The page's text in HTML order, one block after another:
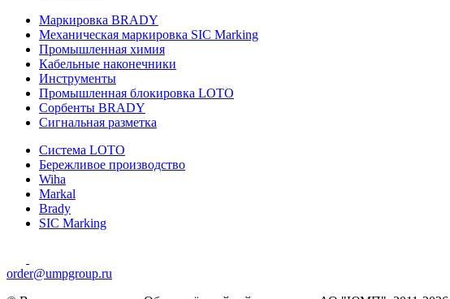
Маркировка BRADY
Механическая маркировка SIC Marking
Промышленная химия
Кабельные наконечники
Инструменты
Промышленная блокировка LOTO
Сорбенты BRADY
Сигнальная разметка
Система LOTO
Бережливое производство
Wiha
Markal
Brady
SIC Marking
order@umpgroup.ru